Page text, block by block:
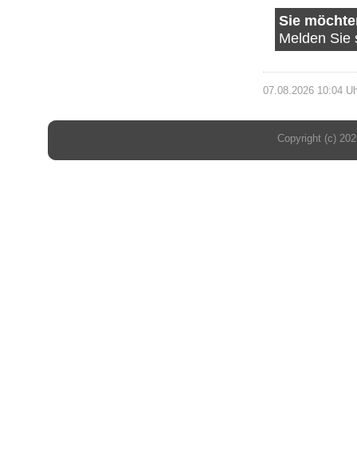
Sie
Melden Sie
07.08.2026 10:04
Copyright (c)